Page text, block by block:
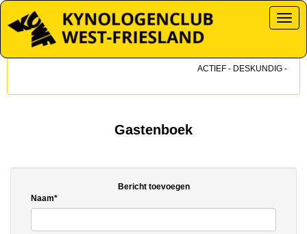
ACTIEF - DESKUNDIG -
Gastenboek
Bericht toevoegen
Naam*